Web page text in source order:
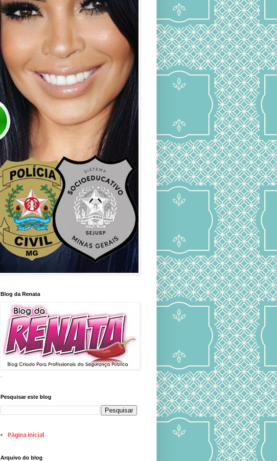
Blog da Renata
.
Pesquisar este blog
Página inicial
Arquivo do blog